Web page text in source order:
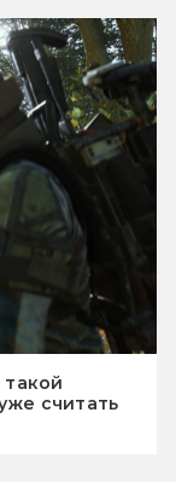
такой
считать